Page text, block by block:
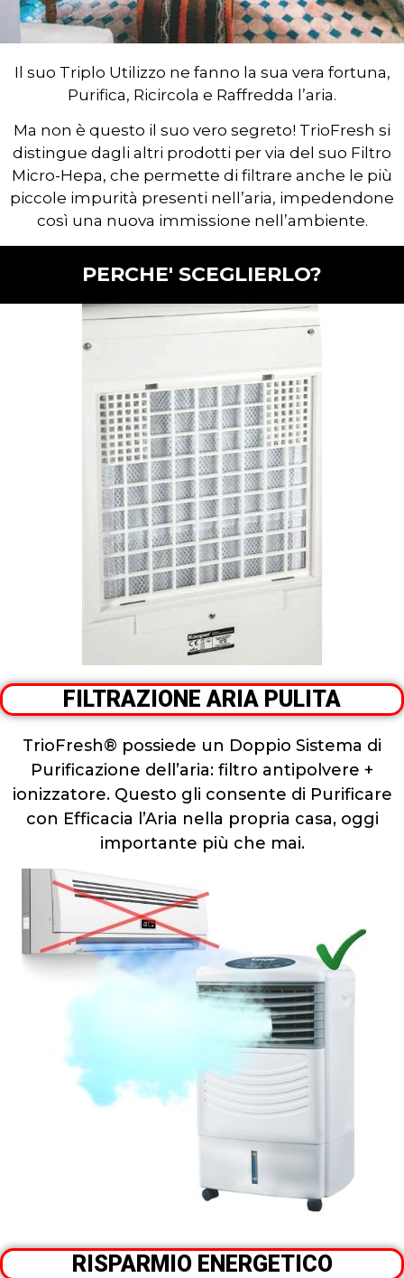
Il suo Triplo Utilizzo ne fanno la sua vera fortuna,
Purifica, Ricircola e Raffredda l’aria.
Ma non è questo il suo vero segreto! TrioFresh si
distingue dagli altri prodotti per via del suo Filtro
Micro-Hepa, che permette di filtrare anche le più
piccole impurità presenti nell’aria, impedendone
così una nuova immissione nell’ambiente.
PERCHE' SCEGLIERLO?
FILTRAZIONE ARIA PULITA
TrioFresh® possiede un Doppio Sistema di
Purificazione dell’aria: filtro antipolvere +
ionizzatore. Questo gli consente di Purificare
con Efficacia l’Aria nella propria casa, oggi
importante più che mai.
RISPARMIO ENERGETICO